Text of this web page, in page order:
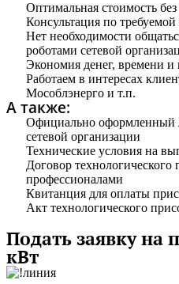
Оптимальная стоимость без
Консультация по
Нет необходимости
роботами сетевой
Экономия денег, времени и
Работаем в интересах
Мособлэнерго и т.п.
А также:
Официально оформленный
сетевой организации
Технические условия на
Договор
профессионалами
Квитанция для оплаты
Акт технологического
Подать заявку на
кВт